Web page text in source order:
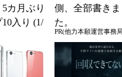
カ月ぶり
入り (1/
側、全部書きま
た。
PR(他力本願運営事務